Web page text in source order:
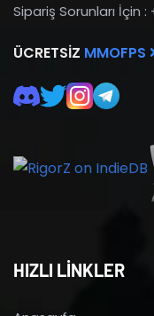
Sipariş Sorunları İçin
ÜCRETSIZ MMOFPS
HIZLI LİNKLER